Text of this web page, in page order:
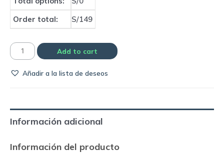
Order total:
S/149
Casaca
Munich
quantity
Add to cart
Añadir a la lista de deseos
Información adicional
Información del producto